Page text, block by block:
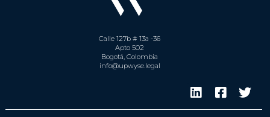
Calle 127b # 13a -36
Apto 502
Bogotá, Colombia
info@upwyse.legal